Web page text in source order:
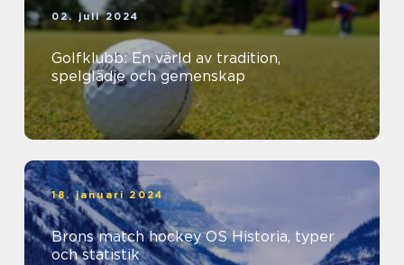
02. juli 2024
Golfklubb: En värld av tradition,
spelglädje och gemenskap
18. januari 2024
Brons match hockey OS Historia, typer
och statistik